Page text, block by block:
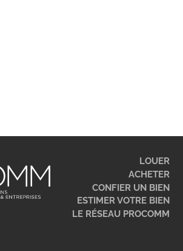
LOUER
ACHETER
CONFIER UN BIEN
ESTIMER VOTRE BIEN
LE RÉSEAU PROCOMM